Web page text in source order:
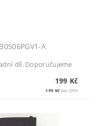
A
díl. Doporučujeme
199 Kč
199 Kč bez DPH